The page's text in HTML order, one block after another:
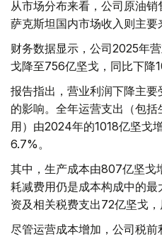
从市场分布来看，公司原油
萨克斯坦国内市场收入则主要
财务数据显示，公司2025年
戈降至756亿坚戈，同比下降
报告指出，营业利润下降主
的影响。全年运营支出（包
用）由2024年的1018亿坚戈
6.7%。
其中，生产成本由807亿坚
耗减费用仍是成本构成中的
资及相关税费支出72亿坚戈，
尽管运营成本增加，公司税